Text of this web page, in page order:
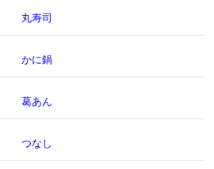
丸寿司
かに鍋
葛あん
つなし